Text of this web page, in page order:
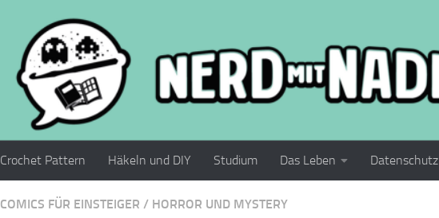
Crochet Pattern Häkeln und DIY Studium Das Leben Datenschutz
COMICS FÜR EINSTEIGER / HORROR UND MYSTERY